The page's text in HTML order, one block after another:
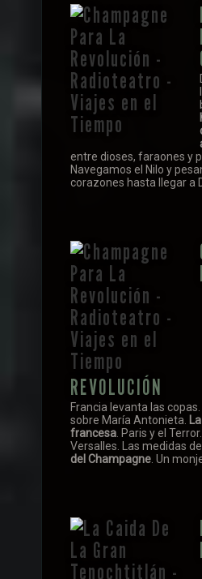
entre dioses, faraones y
Navegamos el Nilo y
corazones hasta llegar a
REVOLUCIÓN
Francia levanta las
sobre María Antonieta.
francesa . Paris y el
Versalles. Las medidas
del Champagne . Un